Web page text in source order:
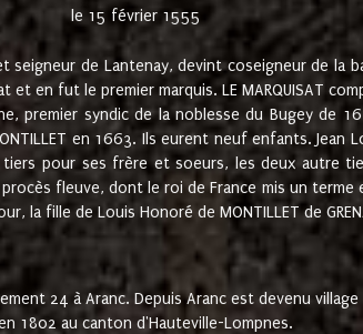
le 15 février 1555
seigneur de Lantenay, devint coseigneur de
et en fut le premier marquis. LE MARQUISAT
premier syndic de la noblesse du Bugey de
en 1663. Ils eurent neuf enfants.
pour ses frère et soeurs, les deux autre
fleuve, dont le roi de France mis un terme
la fille de Louis Honoré de MONTILLET de
24 à Aranc. Depuis Aranc est devenu
1802 au canton d'Hauteville-Lompnes.